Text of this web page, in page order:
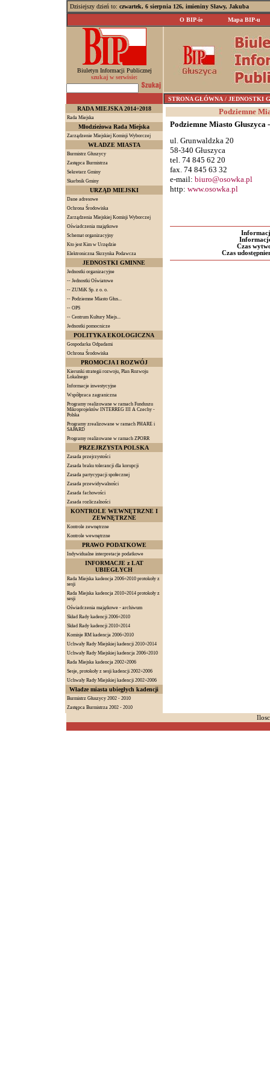
Dzisiejszy dzień to: czwartek, 6 sierpnia 126, imieniny Sławy, Jakuba
O BIP-ie
Mapa BIP-u
Biuletyn Informacji Publicznej
szukaj w serwisie:
STRONA GŁÓWNA / JEDNOSTKI
RADA MIEJSKA 2014÷2018
Rada Miejska
Młodzieżowa Rada Miejska
Zarządzenie Miejskiej Komisji Wyborczej
WŁADZE MIASTA
Burmistrz Głuszycy
Zastępca Burmistrza
Sekretarz Gminy
Skarbnik Gminy
URZĄD MIEJSKI
Dane adresowe
Ochrona Środowiska
Zarządzenia Miejskiej Komisji Wyborczej
Oświadczenia majątkowe
Schemat organizacyjny
Kto jest Kim w Urzędzie
Elektroniczna Skrzynka Podawcza
JEDNOSTKI GMINNE
Jednostki organizacyjne
-- Jednostki Oświatowe
-- ZUMiK Sp. z o. o.
-- Podziemne Miasto Głus...
-- OPS
-- Centrum Kultury Miejs...
Jednostki pomocnicze
POLITYKA EKOLOGICZNA
Gospodarka Odpadami
Ochrona Środowiska
PROMOCJA I ROZWÓJ
Kierunki strategii rozwoju, Plan Rozwoju
Lokalnego
Informacje inwestycyjne
Współpraca zagraniczna
Programy realizowane w ramach Funduszu
Mikroprojektów INTERREG III A Czechy -
Polska
Programy zrealizowane w ramach PHARE i
SAPARD
Programy realizowane w ramach ZPORR
PRZEJRZYSTA POLSKA
Zasada przejrzystości
Zasada braku tolerancji dla korupcji
Zasada partycypacji społecznej
Zasada przewidywalności
Zasada fachowości
Zasada rozliczalności
KONTROLE WEWNĘTRZNE I
ZEWNĘTRZNE
Kontrole zewnętrzne
Kontrole wewnętrzne
PRAWO PODATKOWE
Indywidualne interpretacje podatkowe
INFORMACJE z LAT
UBIEGŁYCH
Rada Miejska kadencja 2006÷2010 protokoły z
sesji
Rada Miejska kadencja 2010÷2014 protokoły z
sesji
Oświadczenia majątkowe - archiwum
Skład Rady kadencji 2006÷2010
Skład Rady kadencji 2010÷2014
Komisje RM kadencja 2006÷2010
Uchwały Rady Miejskiej kadencji 2010÷2014
Uchwały Rady Miejskiej kadencja 2006÷2010
Rada Miejska kadencja 2002÷2006
Sesje, protokoły z sesji kadencji 2002÷2006
Uchwały Rady Miejskiej kadencji 2002÷2006
Władze miasta ubiegłych kadencji
Burmistrz Głuszycy 2002 - 2010
Zastępca Burmistrza 2002 - 2010
Podziemne
Podziemne Miasto Głuszyca
ul. Grunwaldzka 20
58-340 Głuszyca
tel. 74 845 62 20
fax. 74 845 63 32
e-mail: biuro@osowka.pl
http: www.osowka.pl
Czas
Czas